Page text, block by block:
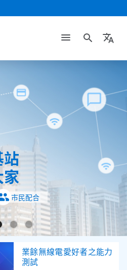
search translate
市民配合
業餘無線電愛好者之能力
測試